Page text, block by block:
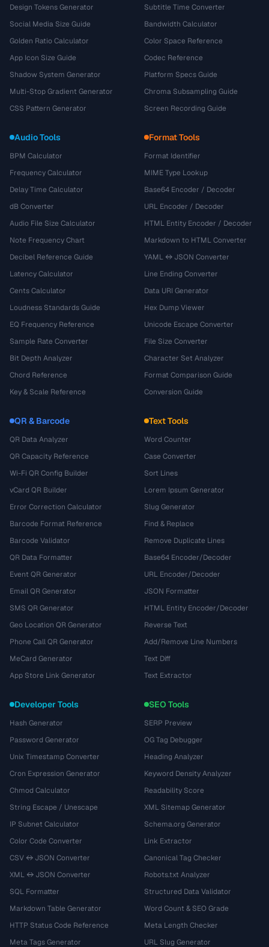
Design Tokens Generator
Social Media Size Guide
Golden Ratio Calculator
App Icon Size Guide
Shadow System Generator
Multi-Stop Gradient Generator
CSS Pattern Generator
Subtitle Time Converter
Bandwidth Calculator
Color Space Reference
Codec Reference
Platform Specs Guide
Chroma Subsampling Guide
Screen Recording Guide
Audio Tools
BPM Calculator
Frequency Calculator
Delay Time Calculator
dB Converter
Audio File Size Calculator
Note Frequency Chart
Decibel Reference Guide
Latency Calculator
Cents Calculator
Loudness Standards Guide
EQ Frequency Reference
Sample Rate Converter
Bit Depth Analyzer
Chord Reference
Key & Scale Reference
Format Tools
Format Identifier
MIME Type Lookup
Base64 Encoder / Decoder
URL Encoder / Decoder
HTML Entity Encoder / Decoder
Markdown to HTML Converter
YAML ↔ JSON Converter
Line Ending Converter
Data URI Generator
Hex Dump Viewer
Unicode Escape Converter
File Size Converter
Character Set Analyzer
Format Comparison Guide
Conversion Guide
QR & Barcode
QR Data Analyzer
QR Capacity Reference
Wi-Fi QR Config Builder
vCard QR Builder
Error Correction Calculator
Barcode Format Reference
Barcode Validator
QR Data Formatter
Event QR Generator
Email QR Generator
SMS QR Generator
Geo Location QR Generator
Phone Call QR Generator
MeCard Generator
App Store Link Generator
Text Tools
Word Counter
Case Converter
Sort Lines
Lorem Ipsum Generator
Slug Generator
Find & Replace
Remove Duplicate Lines
Base64 Encoder/Decoder
URL Encoder/Decoder
JSON Formatter
HTML Entity Encoder/Decoder
Reverse Text
Add/Remove Line Numbers
Text Diff
Text Extractor
Developer Tools
Hash Generator
Password Generator
Unix Timestamp Converter
Cron Expression Generator
Chmod Calculator
String Escape / Unescape
IP Subnet Calculator
Color Code Converter
CSV ↔ JSON Converter
XML ↔ JSON Converter
SQL Formatter
Markdown Table Generator
HTTP Status Code Reference
Meta Tags Generator
SEO Tools
SERP Preview
OG Tag Debugger
Heading Analyzer
Keyword Density Analyzer
Readability Score
XML Sitemap Generator
Schema.org Generator
Link Extractor
Canonical Tag Checker
Robots.txt Analyzer
Structured Data Validator
Word Count & SEO Grade
Meta Length Checker
URL Slug Generator